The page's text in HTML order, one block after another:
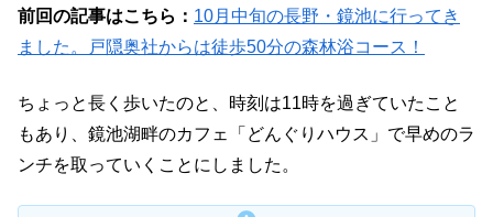
前回の記事はこちら： 10月中旬の長野・鏡池に行ってき
ました。戸隠奥社からは徒歩50分の森林浴コース！
ちょっと長く歩いたのと、時刻は11時を過ぎていたこと
もあり、鏡池湖畔のカフェ「どんぐりハウス」で早めのラ
ンチを取っていくことにしました。